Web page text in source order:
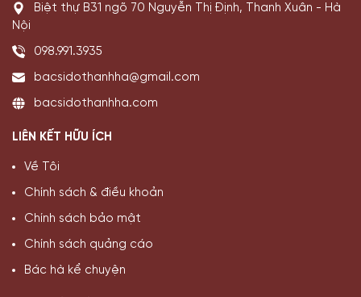
Biệt thự B31 ngõ 70 Nguyễn Thị Định, Thanh Xuân - Hà
Nội
098.991.3935
bacsidothanhha@gmail.com
bacsidothanhha.com
LIÊN KẾT HỮU ÍCH
Về Tôi
Chính sách & điều khoản
Chính sách bảo mật
Chính sách quảng cáo
Bác hà kể chuyện